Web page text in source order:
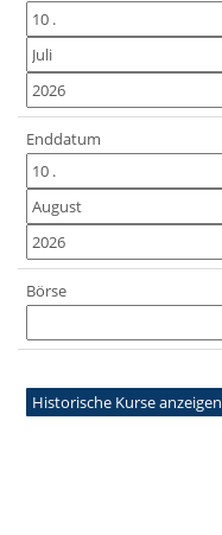
Enddatum
Börse
Historische Kurse anzeigen